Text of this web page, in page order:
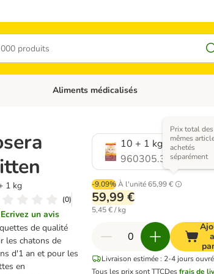
Dérouler les catégories: Autres animaux
Aliments médicalisés
1 kg
(0)
Ecrivez un avis
de qualité
les chatons de
d'1 an et pour les
en
10 + 1 kg
960305.3
-9.09% À l'unité 65,99 €
Prix total des
mêmes
achetés
séparément
59,99 €
5,45 € / kg
Livraison estimée : 2-4 jours
Tous les prix sont TTCDesfrais de